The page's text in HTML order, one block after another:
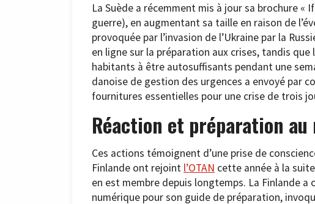
La Suède a récemment mis à jour sa brochure «
guerre), en augmentant sa taille en raison de
provoquée par l’invasion de l’Ukraine par la
en ligne sur la préparation aux crises, tandis
habitants à être autosuffisants pendant une
danoise de gestion des urgences a envoyé par
fournitures essentielles pour une crise de trois
Réaction et préparation
Ces actions témoignent d’une prise de
Finlande ont rejoint l’OTAN cette année à la
en est membre depuis longtemps. La Finlande
numérique pour son guide de préparation,